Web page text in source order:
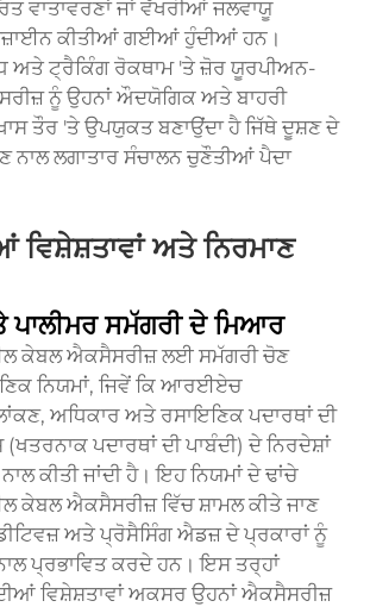
ਵਾਤਾਵਰਣਾਂ ਜਾਂ ਵੱਖਰੀਆਂ ਜਲਵਾਯੂ
ਕੀਤੀਆਂ ਗਈਆਂ ਹੁੰਦੀਆਂ ਹਨ।
ਅਤੇ ਟ੍ਰੈਕਿੰਗ ਰੋਕਥਾਮ 'ਤੇ ਜ਼ੋਰ ਯੂਰਪੀਅਨ-
ਨੂੰ ਉਹਨਾਂ ਔਦਯੋਗਿਕ ਅਤੇ ਬਾਹਰੀ
ਤੌਰ 'ਤੇ ਉਪਯੁਕਤ ਬਣਾਉਂਦਾ ਹੈ ਜਿੱਥੇ ਦੂਸ਼ਣ ਦੇ
ਲਗਾਤਾਰ ਸੰਚਾਲਨ ਚੁਣੌਤੀਆਂ ਪੈਦਾ
ਵਿਸ਼ੇਸ਼ਤਾਵਾਂ ਅਤੇ ਨਿਰਮਾਣ
ਪਾਲੀਮਰ ਸਮੱਗਰੀ ਦੇ ਮਿਆਰ
ਕੇਬਲ ਐਕਸੈਸਰੀਜ਼ ਲਈ ਸਮੱਗਰੀ ਚੋਣ
ਨਿਯਮਾਂ, ਜਿਵੇਂ ਕਿ ਆਰਈਏਚ
ਅਧਿਕਾਰ ਅਤੇ ਰਸਾਇਣਿਕ ਪਦਾਰਥਾਂ ਦੀ
ਪਦਾਰਥਾਂ ਦੀ ਪਾਬੰਦੀ) ਦੇ ਨਿਰਦੇਸ਼ਾਂ
ਕੀਤੀ ਜਾਂਦੀ ਹੈ। ਇਹ ਨਿਯਮਾਂ ਦੇ ਢਾਂਚੇ
ਕੇਬਲ ਐਕਸੈਸਰੀਜ਼ ਵਿੱਚ ਸ਼ਾਮਲ ਕੀਤੇ ਜਾਣ
ਅਤੇ ਪ੍ਰੋਸੈਸਿੰਗ ਐਡਜ਼ ਦੇ ਪ੍ਰਕਾਰਾਂ ਨੂੰ
ਪ੍ਰਭਾਵਿਤ ਕਰਦੇ ਹਨ। ਇਸ ਤਰ੍ਹਾਂ
ਵਿਸ਼ੇਸ਼ਤਾਵਾਂ ਅਕਸਰ ਉਹਨਾਂ ਐਕਸੈਸਰੀਜ਼